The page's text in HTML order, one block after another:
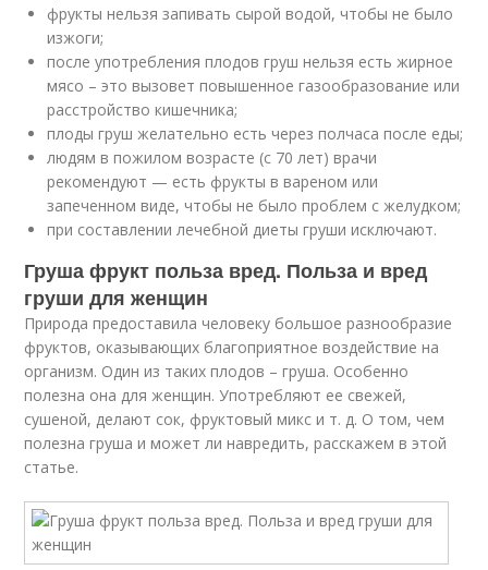
фрукты нельзя запивать сырой водой, чтобы не было
изжоги;
после употребления плодов груш нельзя есть жирное
мясо – это вызовет повышенное газообразование или
расстройство кишечника;
плоды груш желательно есть через полчаса после еды;
людям в пожилом возрасте (с 70 лет) врачи
рекомендуют — есть фрукты в вареном или
запеченном виде, чтобы не было проблем с желудком;
при составлении лечебной диеты груши исключают.
Груша фрукт польза вред. Польза и вред
груши для женщин
Природа предоставила человеку большое разнообразие
фруктов, оказывающих благоприятное воздействие на
организм. Один из таких плодов – груша. Особенно
полезна она для женщин. Употребляют ее свежей,
сушеной, делают сок, фруктовый микс и т. д. О том, чем
полезна груша и может ли навредить, расскажем в этой
статье.